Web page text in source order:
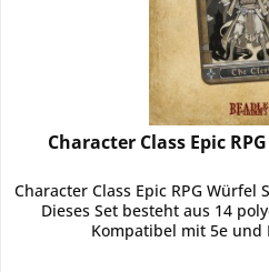
Character Class Epic
Character Class Epic RPG Würfel
Dieses Set besteht aus 14
Kompatibel mit 5e und